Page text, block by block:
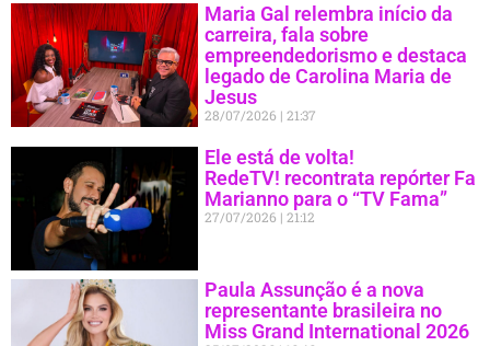
Maria Gal relembra início da
carreira, fala sobre
empreendedorismo e destaca
legado de Carolina Maria de
Jesus
28/07/2026 21:37
Ele está de volta!
RedeTV! recontrata repórter Fa
Marianno para o “TV Fama”
27/07/2026 21:12
Paula Assunção é a nova
representante brasileira no
Miss Grand International 2026